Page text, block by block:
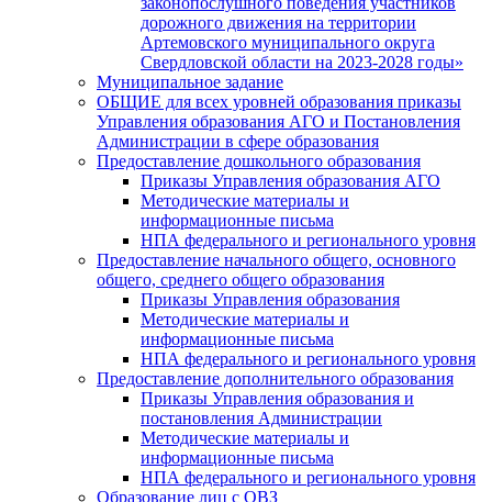
дорожного движения на территории
Артемовского муниципального округа
Свердловской области на 2023-2028 годы»
Муниципальное задание
ОБЩИЕ для всех уровней образования приказы
Управления образования АГО и Постановления
Администрации в сфере образования
Предоставление дошкольного образования
Приказы Управления образования АГО
Методические материалы и
информационные письма
НПА федерального и регионального уровня
Предоставление начального общего, основного
общего, среднего общего образования
Приказы Управления образования
Методические материалы и
информационные письма
НПА федерального и регионального уровня
Предоставление дополнительного образования
Приказы Управления образования и
постановления Администрации
Методические материалы и
информационные письма
НПА федерального и регионального уровня
Образование лиц с ОВЗ